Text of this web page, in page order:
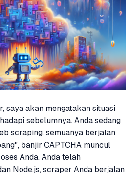
saya akan mengatakan situasi
sebelumnya. Anda sedang
scraping, semuanya berjalan
banjir CAPTCHA muncul
Anda. Anda telah
Node.js, scraper Anda berjalan